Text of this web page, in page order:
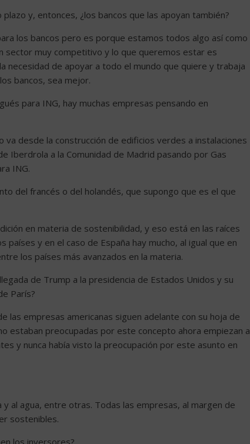
plazo y, entonces, ¿los bancos que las apoyan también?
los bancos pero es porque estamos todos algo así como
sector muy competitivo y lo que queremos estar es
necesidad de apoyar a todo el mundo que quiere y trabaja
bancos, sea mejor.
para ING, hay muchas empresas pensando en
va desde la construcción de edificios verdes a instalaciones
Iberdrola a la Comunidad de Madrid pasando por Gas
ING.
del francés o del holandés, que supongo que es el que
en materia de sostenibilidad, y eso está en las raíces
y en el caso de España hay mucho, al igual que en
los países más avanzados en la materia.
llegada de Trump a la presidencia de Estados Unidos y su
París?
las empresas americanas siguen adelante con su hoja de
estaban preocupadas por este concepto ahora empiezan a
y nunca había visto la preocupación por este asunto en
y al agua, entre otras. Todas las empresas, al margen de
sostenibles.
los inversores?